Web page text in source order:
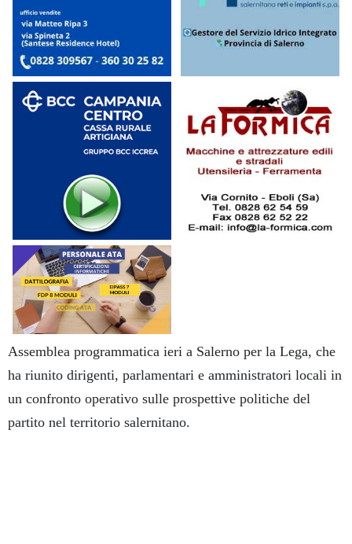
Assemblea programmatica ieri a Salerno per la Lega, che
ha riunito dirigenti, parlamentari e amministratori locali in
un confronto operativo sulle prospettive politiche del
partito nel territorio salernitano.